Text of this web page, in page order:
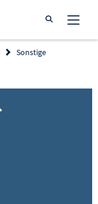
Suche öffnen
Sonstige